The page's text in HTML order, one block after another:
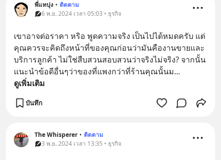
พี่แทปุง • ติดตาม
6 พ.ย. 2024 เวลา 05:03 • ธุรกิจ
เขาอาจต่อราคา หริอ พูดความจริง เป็นไปได้หมดครับ แต่
คุณควรจะคิดถึงหน้าที่ของคุณก่อนว่ามันคืองานขายและ
บริการลูกค้า ไม่ใช่สืบสวนสอบสวนว่าจริงไม่จริง? จากนั้น
แนะนำข้อดีอื่นๆว่าของที่แพงกว่าที่ร้านคุณนั้นม...
ดูเพิ่มเติม
บันทึก
The Whisperer • ติดตาม
3 พ.ย. 2024 เวลา 13:35 • ธุรกิจ